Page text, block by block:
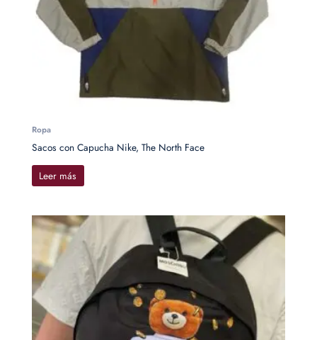
Ropa
Sacos con Capucha Nike, The North Face
Leer más